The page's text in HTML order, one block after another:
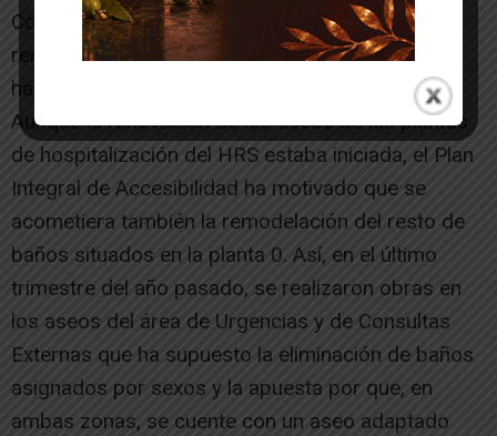
Con las actuaciones realizadas este año, se ha
renovado ya el 50% de los aseos de las
habitaciones de las plantas de hospitalización.
Aunque la renovación de los aseos de las plantas
de hospitalización del HRS estaba iniciada, el Plan
Integral de Accesibilidad ha motivado que se
acometiera también la remodelación del resto de
baños situados en la planta 0. Así, en el último
trimestre del año pasado, se realizaron obras en
los aseos del área de Urgencias y de Consultas
Externas que ha supuesto la eliminación de baños
asignados por sexos y la apuesta por que, en
ambas zonas, se cuente con un aseo adaptado